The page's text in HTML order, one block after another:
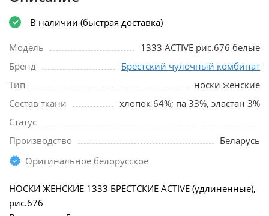
В наличии (быстрая доставка)
Модель
1333 ACTIVE рис.676 белые
Бренд
Брестский чулочный комбинат
Тип
носки женские
Состав ткани
хлопок 64%; па 33%, эластан 3%
Статус
Производство
Беларусь
Оригинальное белорусское
НОСКИ ЖЕНСКИЕ 1333 БРЕСТСКИЕ ACTIVE (удлиненные),
рис.676